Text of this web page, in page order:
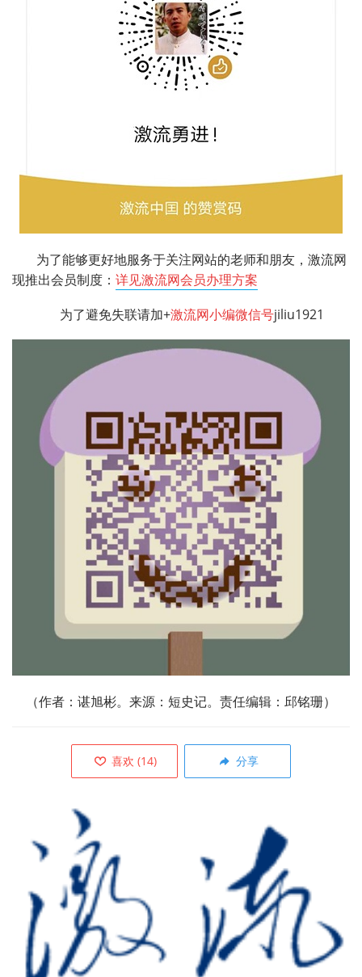
为了能够更好地服务于关注网站的老师和朋友，激流网
现推出会员制度： 详见激流网会员办理方案
为了避免失联请加+激流网小编微信号jiliu1921
（作者： 谌旭彬。来源：短史记。责任编辑：邱铭珊）
喜欢 (14) 分享